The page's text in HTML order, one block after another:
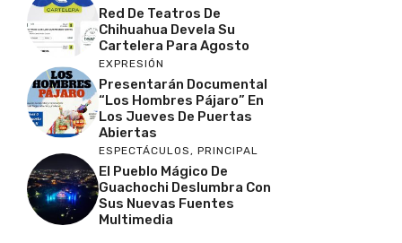
Red De Teatros De
Chihuahua Devela Su
Cartelera Para Agosto
EXPRESIÓN
Presentarán Documental
“Los Hombres Pájaro” En
Los Jueves De Puertas
Abiertas
ESPECTÁCULOS, PRINCIPAL
El Pueblo Mágico De
Guachochi Deslumbra Con
Sus Nuevas Fuentes
Multimedia